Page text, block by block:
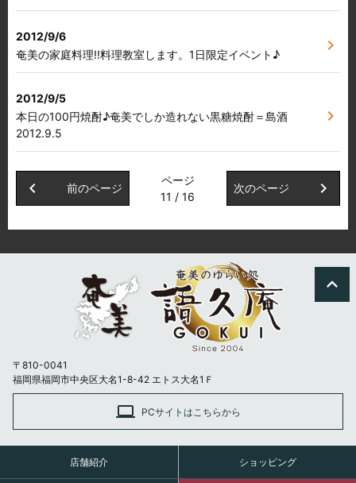
2012/9/6
奄美の家庭料理!!料理教室します。1日限定イベント♪
chevron_right
2012/9/5
本日の100円焼酎♪奄美でしか造れない黒糖焼酎＝島酒
2012.9.5
chevron_right
chevron_left 前のページ
ページ
11 / 16
次のページ chevron_right
〒810-0041
福岡県福岡市中央区大名1-8-42 エトス大名1Ｆ
laptop PCサイトはこちらから
expand_less
店舗紹介 ショッピング